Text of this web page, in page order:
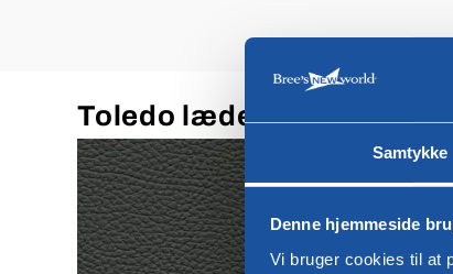
Samtykke
Denne hjemmeside
Vi bruger cookies til at
Toledo læder